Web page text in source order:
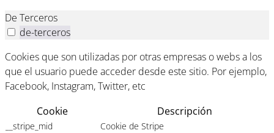
De Terceros
de-terceros
Cookies que son utilizadas por otras empresas o webs a los
que el usuario puede acceder desde este sitio. Por ejemplo,
Facebook, Instagram, Twitter, etc
Cookie
Descripción
__stripe_mid Cookie de Stripe